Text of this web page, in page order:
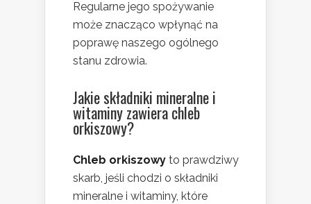
Regularne jego spożywanie
może znacząco wpłynąć na
poprawę naszego ogólnego
stanu zdrowia.
Jakie składniki mineralne i
witaminy zawiera chleb
orkiszowy?
Chleb orkiszowy to prawdziwy
skarb, jeśli chodzi o składniki
mineralne i witaminy, które